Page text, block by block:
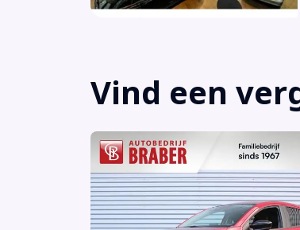
Vind een